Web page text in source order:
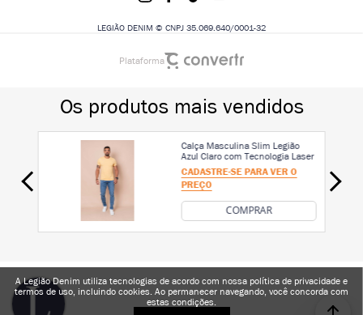
LEGIÃO DENIM © CNPJ 35.069.640/0001-32
Plataforma
A Legião Denim utiliza tecnologias de acordo com nossa política de privacidade e
termos de uso, incluindo cookies. Ao permanecer navegando, você concorda com
estas condições.